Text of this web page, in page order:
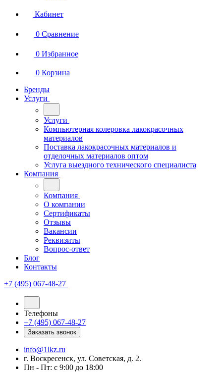
Кабинет
0 Сравнение
0 Избранное
0 Корзина
Бренды
Услуги
Услуги
Компьютерная колеровка лакокрасочных
материалов
Поставка лакокрасочных материалов и
отделочных материалов оптом
Услуга выездного технического специалиста
Компания
Компания
О компании
Сертификаты
Отзывы
Вакансии
Реквизиты
Вопрос-ответ
Блог
Контакты
+7 (495) 067-48-27
Телефоны
+7 (495) 067-48-27
Заказать звонок
info@1lkz.ru
г. Воскресенск, ул. Советская, д. 2.
Пн - Пт: с 9:00 до 18:00